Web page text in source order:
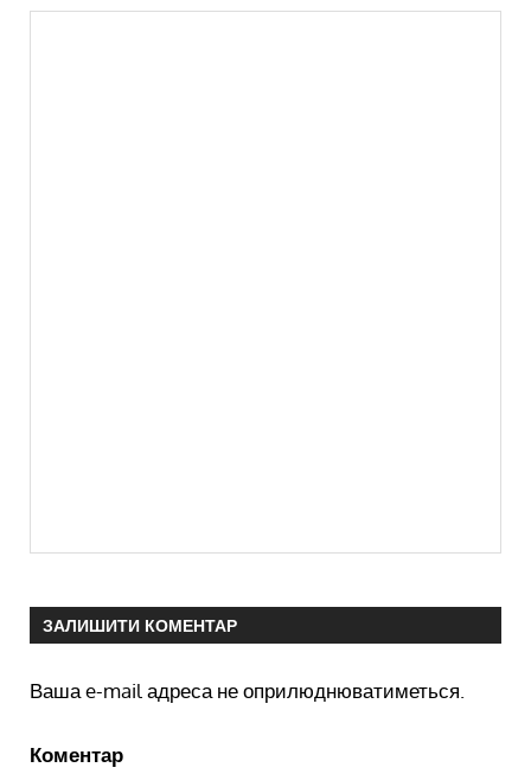
ЗАЛИШИТИ КОМЕНТАР
Ваша e-mail адреса не оприлюднюватиметься.
Коментар